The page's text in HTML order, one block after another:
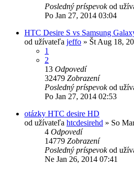
Posledný príspevokod
Po Jan 27, 2014 03:04
HTC Desire S vs Samsung
od užívateľa jeffo » Št Aug 18,
1
2
13 Odpovedí
32479 Zobrazení
Posledný príspevokod
Po Jan 27, 2014 02:53
otázky HTC desire HD
od užívateľa htcdesirehd » So
4 Odpovedí
14779 Zobrazení
Posledný príspevokod
Ne Jan 26, 2014 07:41